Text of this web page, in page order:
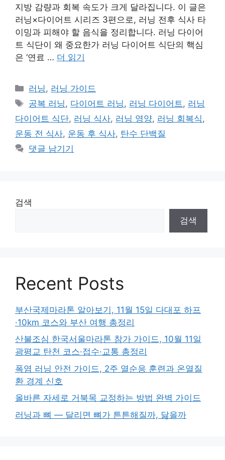
지방 감량과 회복 속도가 크게 달라집니다. 이 글은
러닝×다이어트 시리즈 3편으로, 러닝 전후 식사 타
이밍과 피해야 할 음식을 정리합니다. 러닝 다이어
트 식단이 왜 중요한가 러닝 다이어트 식단의 핵심
은 ‘연료 … 더 읽기
카
테
고
리
러닝 , 러닝 가이드
태
그
공복 러닝 , 다이어트 러닝 , 러닝 다이어트 , 러닝
다이어트 식단, 러닝 식사, 러닝 영양, 러닝 회복식 ,
운동 전 식사, 운동 후 식사, 탄수 단백질
댓글 남기기
검색
검색
Recent Posts
부산국제마라톤 알아보기, 11월 15일 다대포 하프
·10km 코스와 부산 여행 총정리
산불조심 한국서울마라톤 참가 가이드, 10월 11일
광평교 탄천 코스·접수·교통 총정리
폭염 러닝 안전 가이드, 2주 열순응 훈련과 온열질
환 경계 신호
올바른 자세로 거북목 교정하는 방법 완벽 가이드
러닝과 뼈 — 달리면 뼈가 튼튼해질까, 닳을까